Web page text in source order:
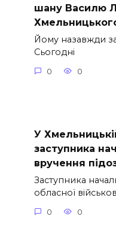
шану Василю
Йому назавжди
Сьогодні
0 0
У
заступника
вручення
Заступника
обласної
0 0